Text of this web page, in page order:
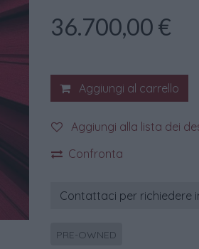
36.700,00 €
Aggiungi al carrello
Aggiungi alla lista dei
Confronta
Contattaci per richiedere
PRE-OWNED